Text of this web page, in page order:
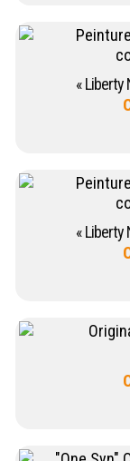
« Liberty
« Liberty